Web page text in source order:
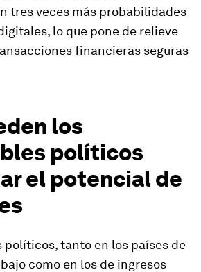
tres veces más probabilidades
lo que pone de relieve
financieras seguras
los
políticos
el potencial de
políticos, tanto en los países de
como en los de ingresos